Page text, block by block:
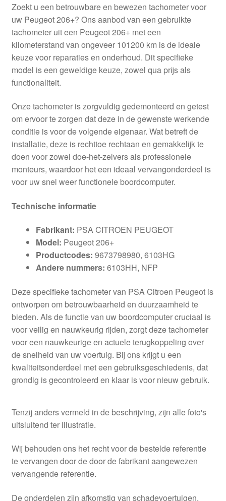
Zoekt u een betrouwbare en bewezen tachometer voor
uw Peugeot 206+? Ons aanbod van een gebruikte
tachometer uit een Peugeot 206+ met een
kilometerstand van ongeveer 101200 km is de ideale
keuze voor reparaties en onderhoud. Dit specifieke
model is een geweldige keuze, zowel qua prijs als
functionaliteit.
Onze tachometer is zorgvuldig gedemonteerd en getest
om ervoor te zorgen dat deze in de gewenste werkende
conditie is voor de volgende eigenaar. Wat betreft de
installatie, deze is rechttoe rechtaan en gemakkelijk te
doen voor zowel doe-het-zelvers als professionele
monteurs, waardoor het een ideaal vervangonderdeel is
voor uw snel weer functionele boordcomputer.
Technische informatie
Fabrikant: PSA CITROEN PEUGEOT
Model: Peugeot 206+
Productcodes: 9673798980, 6103HG
Andere nummers: 6103HH, NFP
Deze specifieke tachometer van PSA Citroen Peugeot is
ontworpen om betrouwbaarheid en duurzaamheid te
bieden. Als de functie van uw boordcomputer cruciaal is
voor veilig en nauwkeurig rijden, zorgt deze tachometer
voor een nauwkeurige en actuele terugkoppeling over
de snelheid van uw voertuig. Bij ons krijgt u een
kwaliteitsonderdeel met een gebruiksgeschiedenis, dat
grondig is gecontroleerd en klaar is voor nieuw gebruik.
Tenzij anders vermeld in de beschrijving, zijn alle foto's
uitsluitend ter illustratie.
Wij behouden ons het recht voor de bestelde referentie
te vervangen door de door de fabrikant aangewezen
vervangende referentie.
De onderdelen zijn afkomstig van schadevoertuigen,